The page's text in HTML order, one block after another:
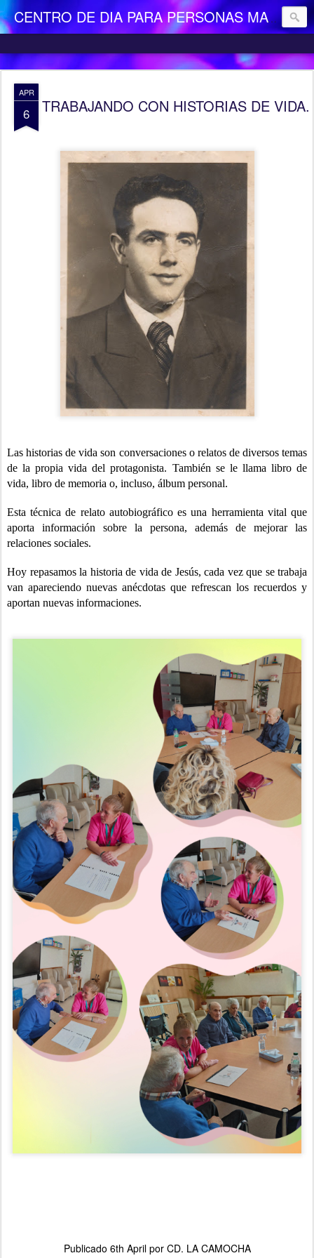
CENTRO DE DIA PARA PERSONAS MAYORES DEPENDIENTES "LA CAMOCHA"
APR
6 TRABAJANDO CON HISTORIAS DE
Las historias de vida son conversaciones o relatos de diversos temas
de la propia vida del protagonista. También se le llama libro de
vida, libro de memoria o, incluso, álbum personal.
Esta técnica de relato autobiográfico es una herramienta vital que
aporta información sobre la persona, además de mejorar las
relaciones sociales.
Hoy repasamos la historia de vida de Jesús, cada vez que se trabaja
van apareciendo nuevas anécdotas que refrescan los recuerdos y
aportan nuevas informaciones.
Publicado 6th Aprilpor CD. LA CAMOCHA